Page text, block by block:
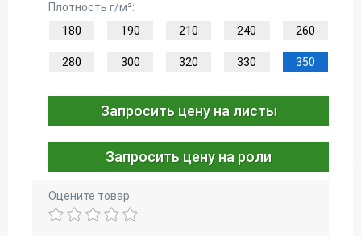
Плотность г/м²:
180
190 210 240 260
280 300 320 330 350
Запросить цену на листы
Запросить цену на роли
Оцените товар